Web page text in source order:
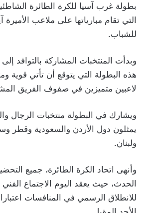
بطولة غرب آسيا للكرة الطائرة
التي تقام مبارياتها على ملاعب الأميرة
للشباب.
وبدأت المنتخبات المشاركة بالتوافد
هذه البطولة التي يتوقع أن تأتي قوية
لاعبين متميزين في صفوف الفريق
ويشارك في البطولة منتخبات الرجال
يمثلون دول الأردن والسعودية وقطر
ولبنان.
وأنهى اتحاد الكرة الطائرة، جميع
الحدث، حيث يعقد اليوم الاجتماع الفني
للانطلاق الرسمي في المنافسات